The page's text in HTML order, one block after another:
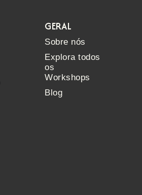
GERAL
Sobre nós
Explora todos
os
Workshops
Blog